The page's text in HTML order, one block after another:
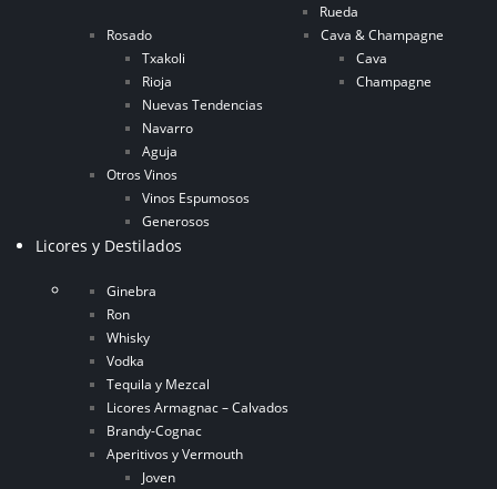
Rueda
Rosado
Txakoli
Rioja
Nuevas Tendencias
Navarro
Aguja
Cava & Champagne
Cava
Champagne
Otros Vinos
Vinos Espumosos
Generosos
Licores y Destilados
Ginebra
Ron
Whisky
Vodka
Tequila y Mezcal
Licores Armagnac – Calvados
Brandy-Cognac
Aperitivos y Vermouth
Joven